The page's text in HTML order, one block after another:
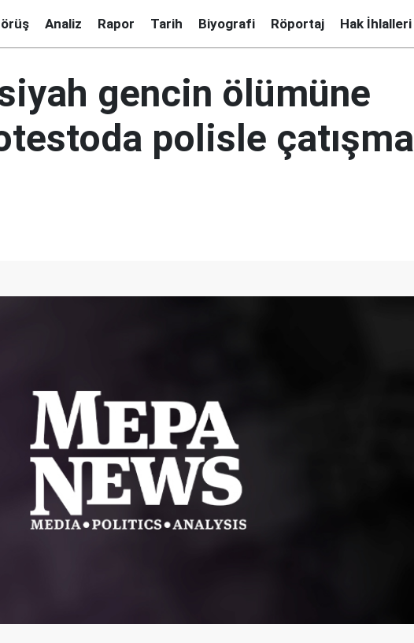
Analiz Rapor Tarih Biyografi Röportaj Hak İhlalleri
gencin ölümüne
polisle çatışma